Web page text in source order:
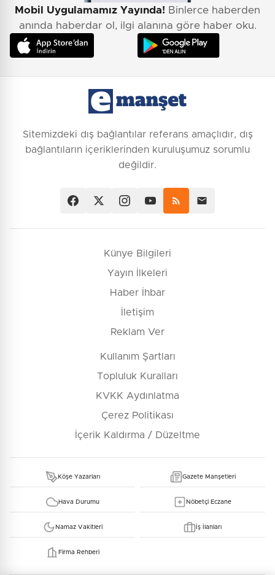
Mobil Uygulamamız Yayında! Binlerce haberden
anında haberdar ol, ilgi alanına göre haber oku.
Sitemizdeki dış bağlantılar referans amaçlıdır, dış
bağlantıların içeriklerinden kuruluşumuz sorumlu
değildir.
Künye Bilgileri
Yayın İlkeleri
Haber İhbar
İletişim
Reklam Ver
Kullanım Şartları
Topluluk Kuralları
KVKK Aydınlatma
Çerez Politikası
İçerik Kaldırma / Düzeltme
Köşe Yazarları Gazete Manşetleri
Hava Durumu Nöbetçi Eczane
Namaz Vakitleri İş İlanları
Firma Rehberi